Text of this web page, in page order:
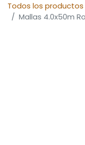
Todos los productos
Mallas 4.0x50m